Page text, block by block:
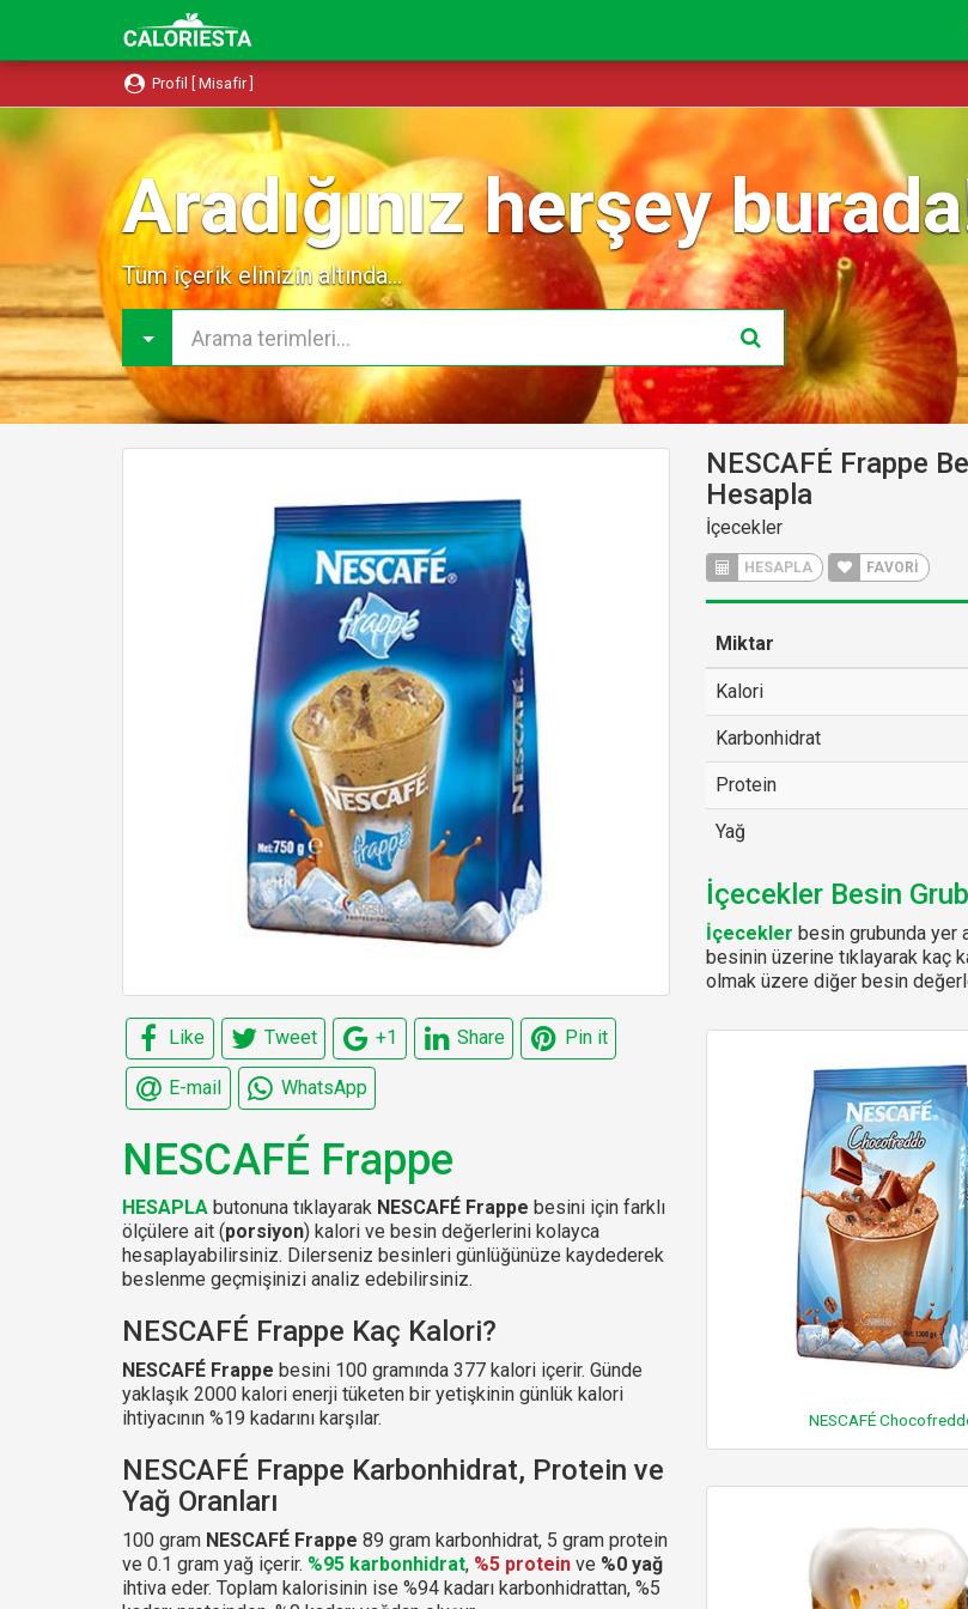
Profil [ Misafir ]
Aradığınız herşey
Tüm içerik elinizin altında...
Like Tweet +1 Share Pin it
E-mail WhatsApp
NESCAFÉ Frappe
HESAPLA butonuna tıklayarak NESCAFÉ Frappe besini için farklı
ölçülere ait (porsiyon) kalori ve besin değerlerini kolayca
hesaplayabilirsiniz. Dilerseniz besinleri günlüğünüze kaydederek
beslenme geçmişinizi analiz edebilirsiniz.
NESCAFÉ Frappe Kaç Kalori?
NESCAFÉ Frappe besini 100 gramında 377 kalori içerir. Günde
yaklaşık 2000 kalori enerji tüketen bir yetişkinin günlük kalori
ihtiyacının %19 kadarını karşılar.
NESCAFÉ Frappe Karbonhidrat, Protein ve
Yağ Oranları
100 gram NESCAFÉ Frappe 89 gram karbonhidrat, 5 gram protein
ve 0.1 gram yağ içerir. %95 karbonhidrat, %5 protein ve %0 yağ
ihtiva eder. Toplam kalorisinin ise %94 kadarı karbonhidrattan, %5
NESCAFÉ Frappe
Hesapla
İçecekler
HESAPLA FAVORİ
Miktar
Kalori
Karbonhidrat
Protein
Yağ
İçecekler Besin
İçecekler besin grubunda yer
besinin üzerine tıklayarak kaç
olmak üzere diğer besin
NESCAFÉ